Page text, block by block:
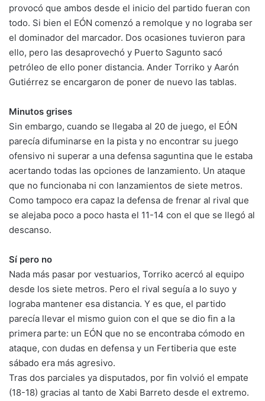
provocó que ambos desde el inicio del partido fueran con
todo. Si bien el EÓN comenzó a remolque y no lograba ser
el dominador del marcador. Dos ocasiones tuvieron para
ello, pero las desaprovechó y Puerto Sagunto sacó
petróleo de ello poner distancia. Ander Torriko y Aarón
Gutiérrez se encargaron de poner de nuevo las tablas.
Minutos grises
Sin embargo, cuando se llegaba al 20 de juego, el EÓN
parecía difuminarse en la pista y no encontrar su juego
ofensivo ni superar a una defensa saguntina que le estaba
acertando todas las opciones de lanzamiento. Un ataque
que no funcionaba ni con lanzamientos de siete metros.
Como tampoco era capaz la defensa de frenar al rival que
se alejaba poco a poco hasta el 11-14 con el que se llegó al
descanso.
Sí pero no
Nada más pasar por vestuarios, Torriko acercó al equipo
desde los siete metros. Pero el rival seguía a lo suyo y
lograba mantener esa distancia. Y es que, el partido
parecía llevar el mismo guion con el que se dio fin a la
primera parte: un EÓN que no se encontraba cómodo en
ataque, con dudas en defensa y un Fertiberia que este
sábado era más agresivo.
Tras dos parciales ya disputados, por fin volvió el empate
(18-18) gracias al tanto de Xabi Barreto desde el extremo.